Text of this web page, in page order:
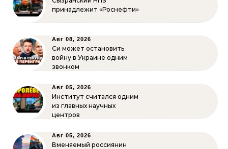
принадлежит «Роснефти»
Авг 08, 2026
Си может остановить
войну в Украине одним
звонком
Авг 05, 2026
Институт считался одним
из главных научных
центров
Авг 05, 2026
Вменяемый россиянин